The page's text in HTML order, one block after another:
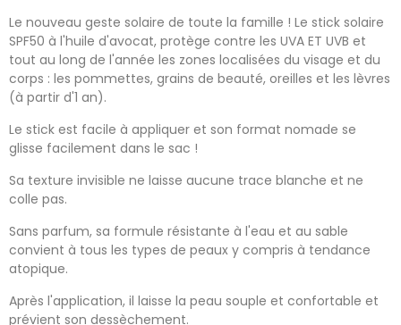
Le nouveau geste solaire de toute la famille ! Le stick solaire
SPF50 à l'huile d'avocat, protège contre les UVA ET UVB et
tout au long de l'année les zones localisées du visage et du
corps : les pommettes, grains de beauté, oreilles et les lèvres
(à partir d'1 an).
Le stick est facile à appliquer et son format nomade se
glisse facilement dans le sac !
Sa texture invisible ne laisse aucune trace blanche et ne
colle pas.
Sans parfum, sa formule résistante à l'eau et au sable
convient à tous les types de peaux y compris à tendance
atopique.
Après l'application, il laisse la peau souple et confortable et
prévient son dessèchement.